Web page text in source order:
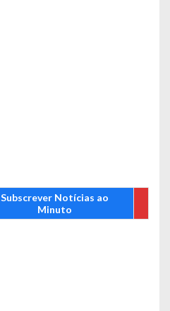
Subscrever Notícias ao
Minuto